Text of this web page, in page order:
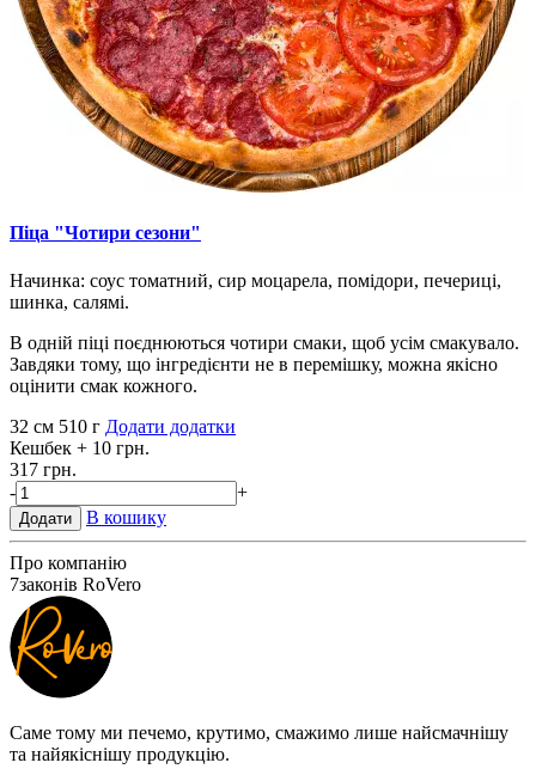
Піца "Чотири сезони"
Начинка: соус томатний, сир моцарела, помідори, печериці,
шинка, салямі.
В одній піці поєднюються чотири смаки, щоб усім смакувало.
Завдяки тому, що інгредієнти не в перемішку, можна якісно
оцінити смак кожного.
32 см 510 г Додати додатки
Кешбек + 10 грн.
317 грн.
-
+
Додати В кошику
Про компанію
7законів RoVero
Саме тому ми печемо, крутимо, смажимо лише найсмачнішу
та найякіснішу продукцію.